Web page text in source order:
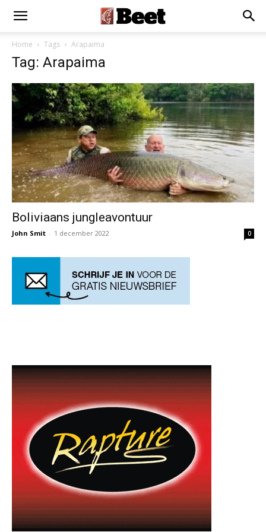
Home Tags Arapaima
Tag: Arapaima
Boliviaans jungleavontuur
John Smit - 1 december 2022 0